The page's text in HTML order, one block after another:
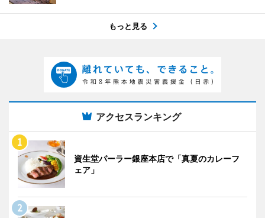
もっと見る
アクセスランキング
資生堂パーラー銀座本店で「真夏のカレーフ
ェア」